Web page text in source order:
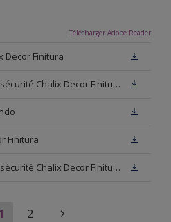
Télécharger Adobe Reader
Decor Finitura
Fiche de données de sécurité Chalix Decor Finitura Base W05
Finitura
Fiche de données de sécurité Chalix Decor Finitura Base N00
1 2